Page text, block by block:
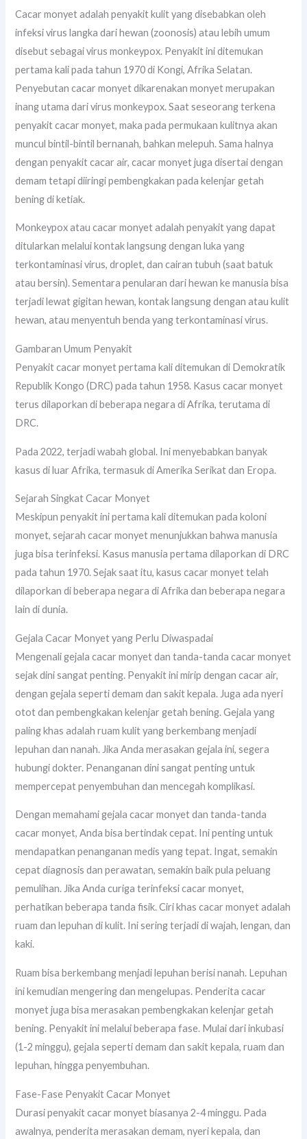
Cacar monyet adalah penyakit kulit yang disebabkan oleh
infeksi virus langka dari hewan (zoonosis) atau lebih umum
disebut sebagai virus monkeypox. Penyakit ini ditemukan
pertama kali pada tahun 1970 di Kongi, Afrika Selatan.
Penyebutan cacar monyet dikarenakan monyet merupakan
inang utama dari virus monkeypox. Saat seseorang terkena
penyakit cacar monyet, maka pada permukaan kulitnya akan
muncul bintil-bintil bernanah, bahkan melepuh. Sama halnya
dengan penyakit cacar air, cacar monyet juga disertai dengan
demam tetapi diiringi pembengkakan pada kelenjar getah
bening di ketiak.
Monkeypox atau cacar monyet adalah penyakit yang dapat
ditularkan melalui kontak langsung dengan luka yang
terkontaminasi virus, droplet, dan cairan tubuh (saat batuk
atau bersin). Sementara penularan dari hewan ke manusia bisa
terjadi lewat gigitan hewan, kontak langsung dengan atau kulit
hewan, atau menyentuh benda yang terkontaminasi virus.
Gambaran Umum Penyakit
Penyakit cacar monyet pertama kali ditemukan di Demokratik
Republik Kongo (DRC) pada tahun 1958. Kasus cacar monyet
terus dilaporkan di beberapa negara di Afrika, terutama di
DRC.
Pada 2022, terjadi wabah global. Ini menyebabkan banyak
kasus di luar Afrika, termasuk di Amerika Serikat dan Eropa.
Sejarah Singkat Cacar Monyet
Meskipun penyakit ini pertama kali ditemukan pada koloni
monyet, sejarah cacar monyet menunjukkan bahwa manusia
juga bisa terinfeksi. Kasus manusia pertama dilaporkan di DRC
pada tahun 1970. Sejak saat itu, kasus cacar monyet telah
dilaporkan di beberapa negara di Afrika dan beberapa negara
lain di dunia.
Gejala Cacar Monyet yang Perlu Diwaspadai
Mengenali gejala cacar monyet dan tanda-tanda cacar monyet
sejak dini sangat penting. Penyakit ini mirip dengan cacar air,
dengan gejala seperti demam dan sakit kepala. Juga ada nyeri
otot dan pembengkakan kelenjar getah bening. Gejala yang
paling khas adalah ruam kulit yang berkembang menjadi
lepuhan dan nanah. Jika Anda merasakan gejala ini, segera
hubungi dokter. Penanganan dini sangat penting untuk
mempercepat penyembuhan dan mencegah komplikasi.
Dengan memahami gejala cacar monyet dan tanda-tanda
cacar monyet, Anda bisa bertindak cepat. Ini penting untuk
mendapatkan penanganan medis yang tepat. Ingat, semakin
cepat diagnosis dan perawatan, semakin baik pula peluang
pemulihan. Jika Anda curiga terinfeksi cacar monyet,
perhatikan beberapa tanda fisik. Ciri khas cacar monyet adalah
ruam dan lepuhan di kulit. Ini sering terjadi di wajah, lengan, dan
kaki.
Ruam bisa berkembang menjadi lepuhan berisi nanah. Lepuhan
ini kemudian mengering dan mengelupas. Penderita cacar
monyet juga bisa merasakan pembengkakan kelenjar getah
bening. Penyakit ini melalui beberapa fase. Mulai dari inkubasi
(1-2 minggu), gejala seperti demam dan sakit kepala, ruam dan
lepuhan, hingga penyembuhan.
Fase-Fase Penyakit Cacar Monyet
Durasi penyakit cacar monyet biasanya 2-4 minggu. Pada
awalnya, penderita merasakan demam, nyeri kepala, dan